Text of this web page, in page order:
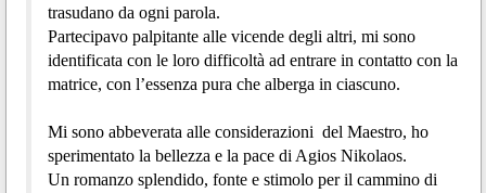
trasudano da ogni parola.
Partecipavo palpitante alle vicende degli altri, mi sono
identificata con le loro difficoltà ad entrare in contatto con la
matrice, con l’essenza pura che alberga in ciascuno.
Mi sono abbeverata alle considerazioni del Maestro, ho
sperimentato la bellezza e la pace di Agios Nikolaos.
Un romanzo splendido, fonte e stimolo per il cammino di